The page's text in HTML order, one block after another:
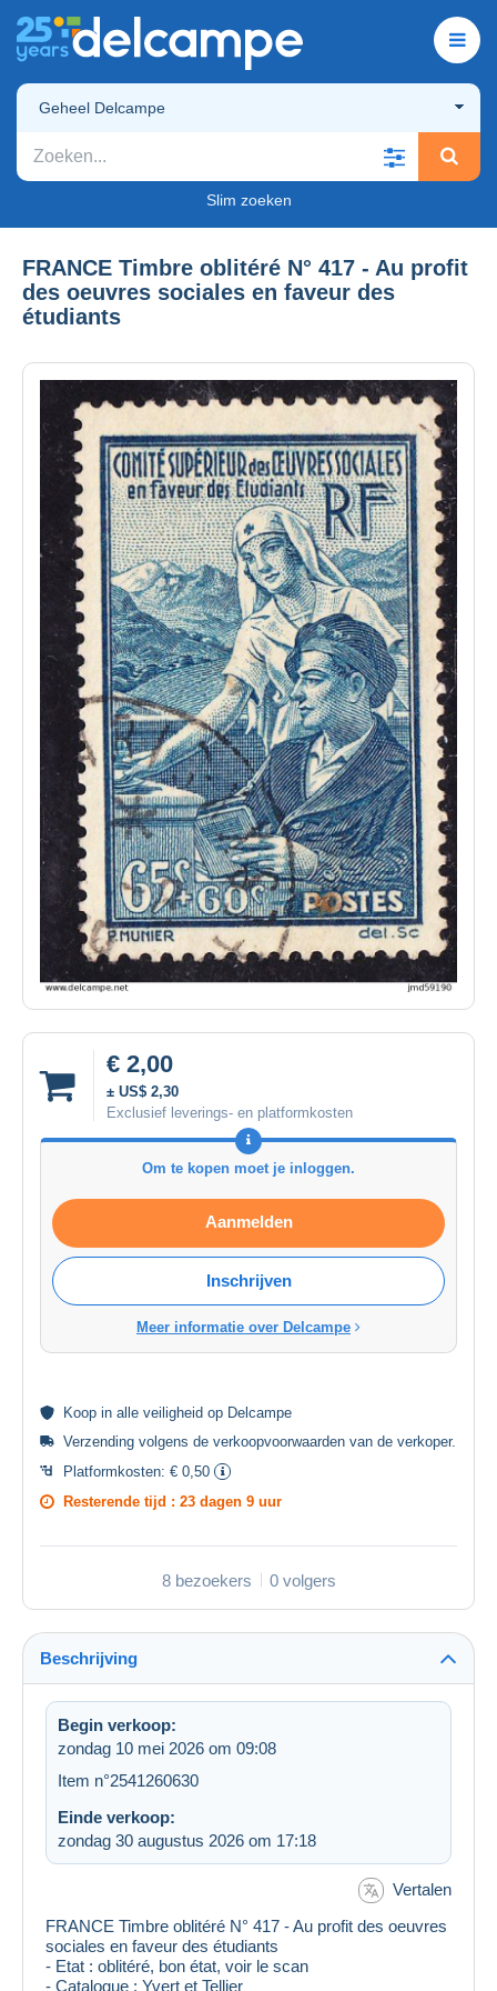
Geheel Delcampe
Slim zoeken
FRANCE Timbre oblitéré N° 417 - Au profit
des oeuvres sociales en faveur des
étudiants
€ 2,00
± US$ 2,30
Exclusief leverings- en platformkosten
Om te kopen moet je inloggen.
Aanmelden
Inschrijven
Meer informatie over Delcampe
Koop in alle veiligheid op Delcampe
Verzending volgens de verkoopvoorwaarden van de verkoper.
Platformkosten: € 0,50
Resterende tijd : 23 dagen 9 uur
8 bezoekers 0 volgers
Beschrijving
Begin verkoop:
zondag 10 mei 2026 om 09:08
Item n°2541260630
Einde verkoop:
zondag 30 augustus 2026 om 17:18
Vertalen
FRANCE Timbre oblitéré N° 417 - Au profit des oeuvres
sociales en faveur des étudiants
- Etat : oblitéré, bon état, voir le scan
- Catalogue : Yvert et Tellier